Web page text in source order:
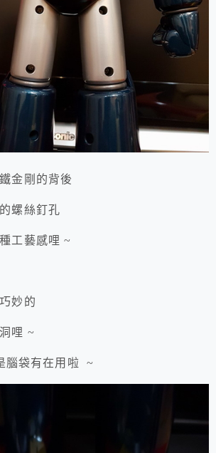
金剛的背後
螺絲釘孔
工藝感哩 ~
妙的
哩 ~
腦袋有在用啦 ~